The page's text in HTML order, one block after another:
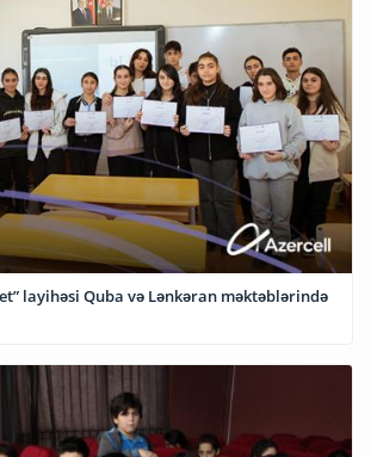
layihəsi Quba və Lənkəran məktəblərində